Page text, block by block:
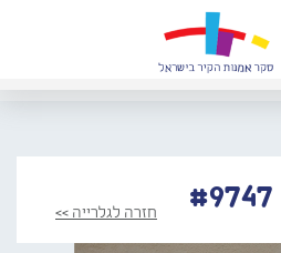
חזרה לגלרייה >>